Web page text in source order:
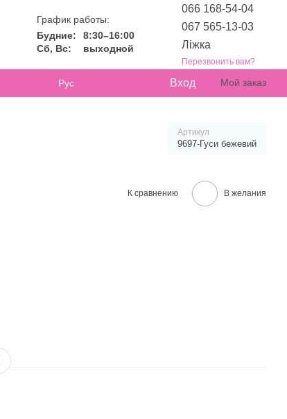
График работы:
Будние:
8:30–16:00
Сб, Вс:
выходной
066 168-54-04
067 565-13-03
Ліжка
Перезвонить вам?
Рус Вход Мой заказ
Артикул
9697-Гуси бежевий
К сравнению В желания